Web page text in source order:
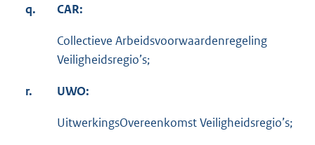
q. CAR:
Collectieve Arbeidsvoorwaardenregeling
Veiligheidsregio’s;
r. UWO:
UitwerkingsOvereenkomst Veiligheidsregio’s;